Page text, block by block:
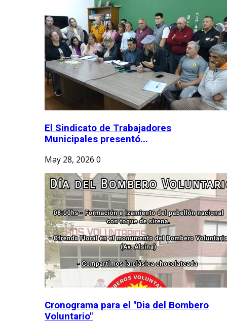
El Sindicato de Trabajadores
Municipales presentó...
May 28, 2026 0
Cronograma para el "Dia del Bombero
Voluntario"